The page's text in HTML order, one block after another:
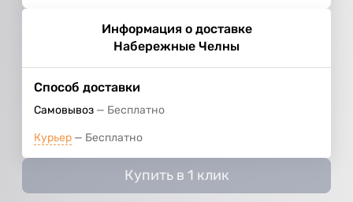
Информация о доставке
Набережные Челны
Способ доставки
Самовывоз Бесплатно
Курьер Бесплатно
Купить в 1 клик